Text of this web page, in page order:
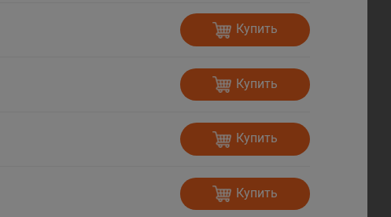
Купить
Купить
Купить
Купить